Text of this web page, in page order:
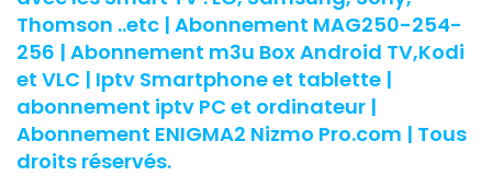
Thomson ..etc | Abonnement MAG250-254-
256 | Abonnement m3u Box Android TV,Kodi
et VLC | Iptv Smartphone et tablette |
abonnement iptv PC et ordinateur |
Abonnement ENIGMA2 Nizmo Pro.com | Tous
droits réservés.